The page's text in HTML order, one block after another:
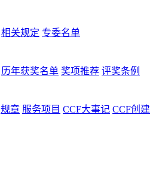
相关规定 专委名单
历年获奖名单 奖项推荐 评奖条例
规章 服务项目 CCF大事记 CCF创建